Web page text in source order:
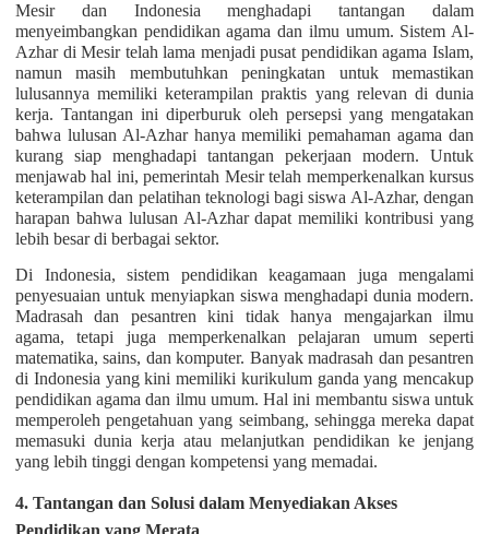
Mesir dan Indonesia menghadapi tantangan dalam
menyeimbangkan pendidikan agama dan ilmu umum. Sistem Al-
Azhar di Mesir telah lama menjadi pusat pendidikan agama Islam,
namun masih membutuhkan peningkatan untuk memastikan
lulusannya memiliki keterampilan praktis yang relevan di dunia
kerja. Tantangan ini diperburuk oleh persepsi yang mengatakan
bahwa lulusan Al-Azhar hanya memiliki pemahaman agama dan
kurang siap menghadapi tantangan pekerjaan modern. Untuk
menjawab hal ini, pemerintah Mesir telah memperkenalkan kursus
keterampilan dan pelatihan teknologi bagi siswa Al-Azhar, dengan
harapan bahwa lulusan Al-Azhar dapat memiliki kontribusi yang
lebih besar di berbagai sektor.
Di Indonesia, sistem pendidikan keagamaan juga mengalami
penyesuaian untuk menyiapkan siswa menghadapi dunia modern.
Madrasah dan pesantren kini tidak hanya mengajarkan ilmu
agama, tetapi juga memperkenalkan pelajaran umum seperti
matematika, sains, dan komputer. Banyak madrasah dan pesantren
di Indonesia yang kini memiliki kurikulum ganda yang mencakup
pendidikan agama dan ilmu umum. Hal ini membantu siswa untuk
memperoleh pengetahuan yang seimbang, sehingga mereka dapat
memasuki dunia kerja atau melanjutkan pendidikan ke jenjang
yang lebih tinggi dengan kompetensi yang memadai.
4. Tantangan dan Solusi dalam Menyediakan Akses
Pendidikan yang Merata